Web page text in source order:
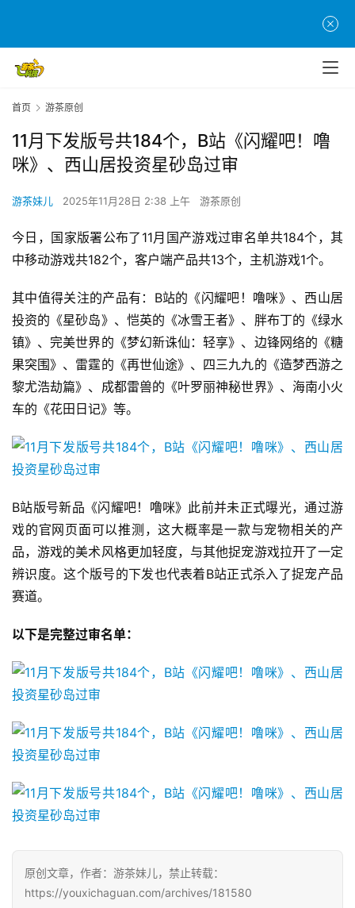
页
游
茶
原
创
游
戏
界
手
机
游
戏
机
游
休
游
戏
2
首页 游茶原创
11月下发版号共184个，B站《闪耀吧！噜
咪》、西山居投资星砂岛过审
游茶妹儿 2025年11月28日 2:38 上午 游茶原创
今日，国家版署公布了11月国产游戏过审名单共184个，其
中移动游戏共182个，客户端产品共13个，主机游戏1个。
其中值得关注的产品有：B站的《闪耀吧！噜咪》、西山居
投资的《星砂岛》、恺英的《冰雪王者》、胖布丁的《绿水
镇》、完美世界的《梦幻新诛仙：轻享》、边锋网络的《糖
果突围》、雷霆的《再世仙途》、四三九九的《造梦西游之
黎尤浩劫篇》、成都雷兽的《叶罗丽神秘世界》、海南小火
车的《花田日记》等。
B站版号新品《闪耀吧！噜咪》此前并未正式曝光，通过游
戏的官网页面可以推测，这大概率是一款与宠物相关的产
品，游戏的美术风格更加轻度，与其他捉宠游戏拉开了一定
辨识度。这个版号的下发也代表着B站正式杀入了捉宠产品
赛道。
以下是完整过审名单：
原创文章，作者：游茶妹儿，禁止转载：
https://youxichaguan.com/archives/181580